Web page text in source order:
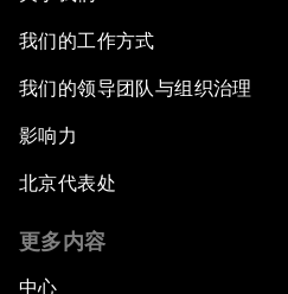
我们的工作方式
我们的领导团队与组织治理
影响力
北京代表处
更多内容
中心